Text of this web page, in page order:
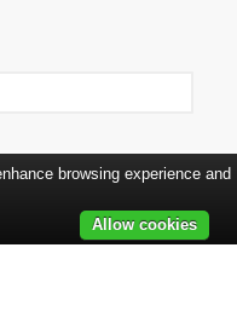
browsing experience and
Allow cookies